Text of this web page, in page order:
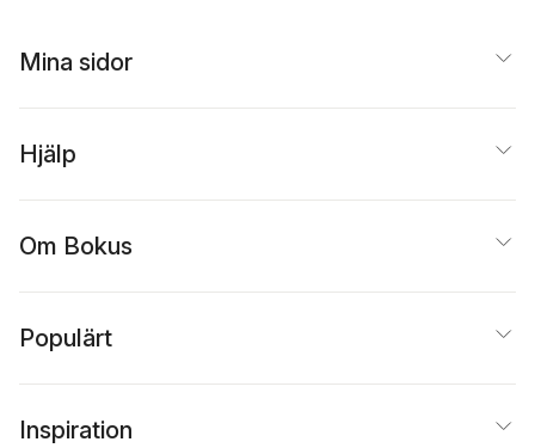
Mina sidor
Hjälp
Om Bokus
Populärt
Inspiration